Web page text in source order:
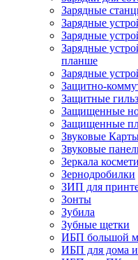
Зарядные
Зарядные
Зарядные
Зарядные
планше
Зарядные
Защитно-
Защитные
Защищенные
Защищенные
Звуковые
Звуковые
Зеркала
Зернодробилки
ЗИП для
Зонты
Зубила
Зубные щетки
ИБП большой
ИБП для дома